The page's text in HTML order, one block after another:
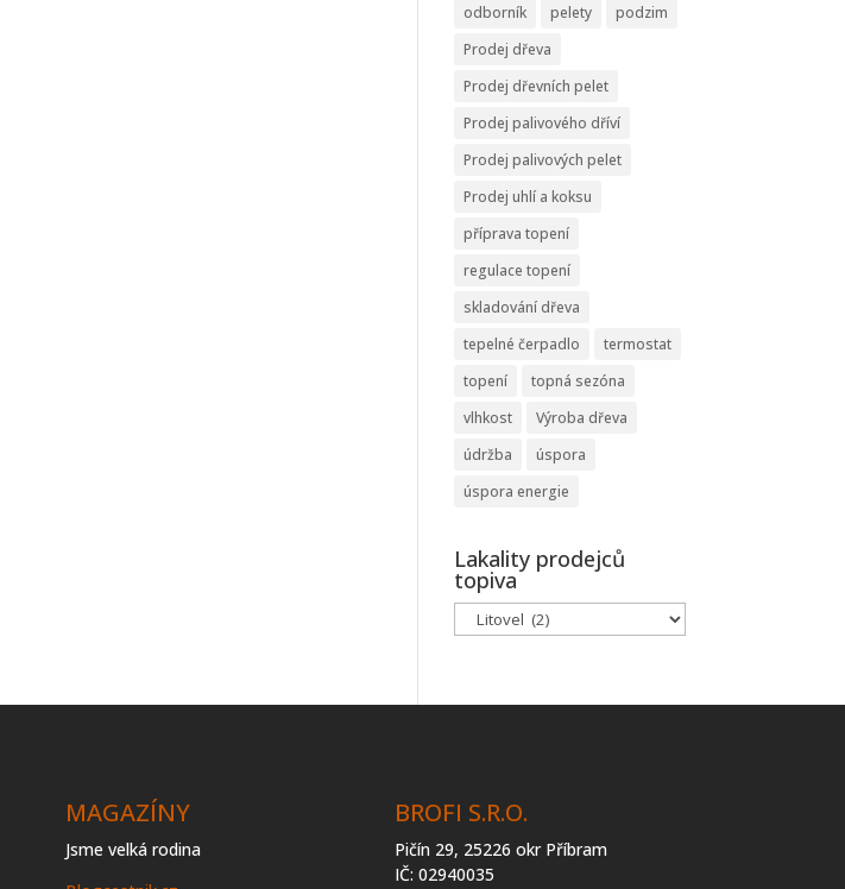
odborník
pelety
podzim
Prodej dřeva
Prodej dřevních pelet
Prodej palivového dříví
Prodej palivových pelet
Prodej uhlí a koksu
příprava topení
regulace topení
skladování dřeva
tepelné čerpadlo
termostat
topení
topná sezóna
vlhkost
Výroba dřeva
údržba
úspora
úspora energie
Lakality prodejců
topiva
Lakality
prodejců
MAGAZÍNY
Jsme velká rodina
BROFI S.R.O.
Pičín 29, 25226 okr Příbram
IČ: 02940035